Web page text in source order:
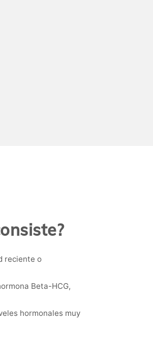
reciente o
Beta-HCG,
hormonales muy